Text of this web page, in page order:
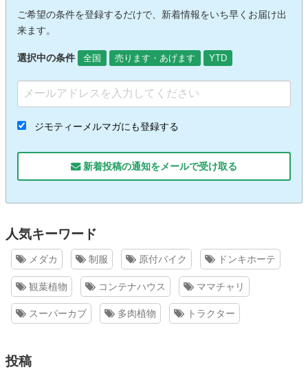
ご希望の条件を登録するだけで、新着情報をいち早くお届け出
来ます。
選択中の条件 全国 売ります・あげます YTD
ジモティーメルマガにも登録する
新着投稿の通知をメールで受け取る
人気キーワード
メダカ 制服 原付バイク ドンキホーテ
観葉植物 コンテナハウス ママチャリ
スーパーカブ 多肉植物 トラクター
投稿